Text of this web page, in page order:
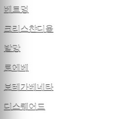
베트멍
크리스챤디올
발망
로에베
보테가베네타
디스퀘어드